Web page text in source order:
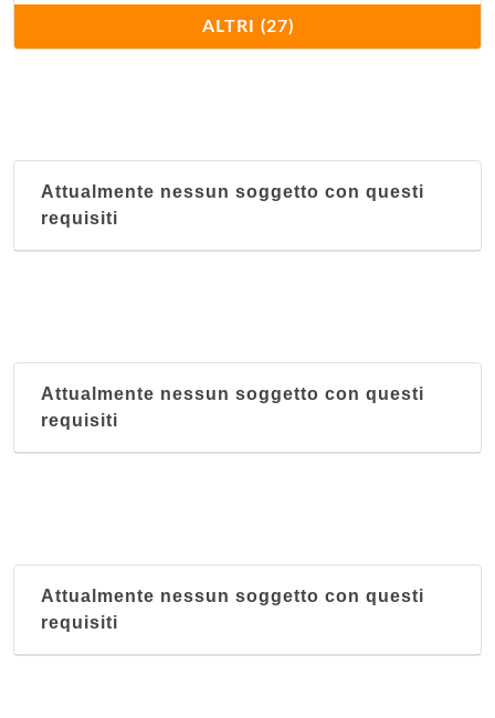
Via Giovan Battista Morgagni 8, Comune
Grande Shanghai
Hong Kong
Via Francesco Zanardi 16, Bologna
ALTRI (27)
Attualmente nessun soggetto con questi
requisiti
Attualmente nessun soggetto con questi
requisiti
Attualmente nessun soggetto con questi
requisiti